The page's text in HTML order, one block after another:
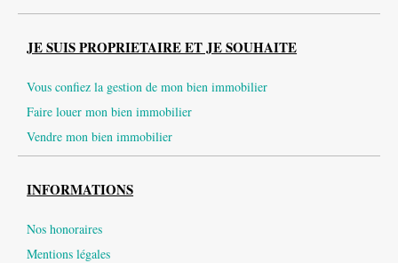
JE SUIS PROPRIETAIRE ET JE SOUHAITE
Vous confiez la gestion de mon bien immobilier
Faire louer mon bien immobilier
Vendre mon bien immobilier
INFORMATIONS
Nos honoraires
Mentions légales